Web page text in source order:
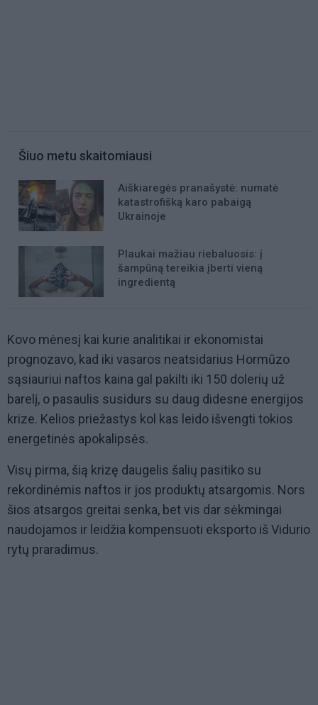
Šiuo metu skaitomiausi
Aiškiaregės pranašystė: numatė
katastrofišką karo pabaigą
Ukrainoje
Plaukai mažiau riebaluosis: į
šampūną tereikia įberti vieną
ingredientą
Kovo mėnesį kai kurie analitikai ir ekonomistai
prognozavo, kad iki vasaros neatsidarius Hormūzo
sąsiauriui naftos kaina gal pakilti iki 150 dolerių už
barelį, o pasaulis susidurs su daug didesne energijos
krize. Kelios priežastys kol kas leido išvengti tokios
energetinės apokalipsės.
Visų pirma, šią krizę daugelis šalių pasitiko su
rekordinėmis naftos ir jos produktų atsargomis. Nors
šios atsargos greitai senka, bet vis dar sėkmingai
naudojamos ir leidžia kompensuoti eksporto iš Vidurio
rytų praradimus.